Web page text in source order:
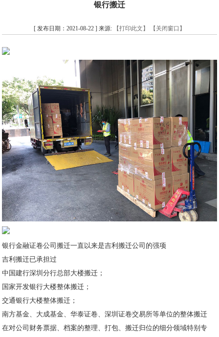
银行搬迁
[ 发布日期：2021-08-22 ] 来源: 【打印此文】 【关闭窗口】
银行金融证卷公司搬迁一直以来是吉利搬迁公司的强项
吉利搬迁已承担过
中国建行深圳分行总部大楼搬迁；
国家开发银行大楼整体搬迁；
交通银行大楼整体搬迁；
南方基金、大成基金、华泰证卷、深圳证卷交易所等单位的整体搬迁
在对公司财务票据、档案的整理、打包、搬迁归位的细分领域特别专